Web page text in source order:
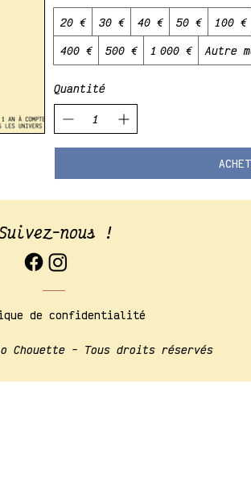
20 € 30 € 40 € 50 € 100 €
400 € 500 € 1 000 € Autre
Quantité
nous !
de confidentialité
Chouette - Tous droits réservés​